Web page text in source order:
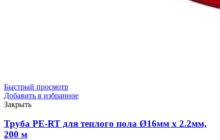
Быстрый просмотр
Добавить в избранное
Закрыть
Труба PE-RT для теплого пола Ø16мм х 2.2мм,
200 м